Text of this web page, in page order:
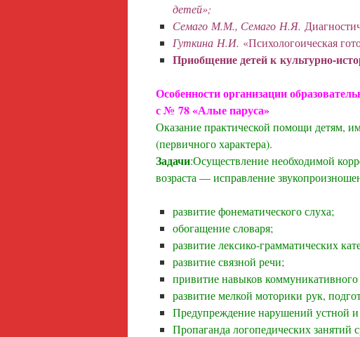
детей»;
Семаго М.М., Семаго Н.Я.
Гуткина Н.И. «Психологоическая
Приобщение детей к культурно-
Особенности организации
с № 78 «Алые паруса»
Оказание практической помощи детям,
(первичного
Задачи:Осуществление необходимой
возраста — исправление
развитие фонематического слуха;
обогащение словаря;
развитие лексико-грамматических
развитие связной речи;
привитие навыков
развитие мелкой моторики рук,
Предупреждение нарушений устной
Пропаганда логопедических занятий